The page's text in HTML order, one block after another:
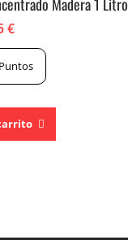
€
Puntos